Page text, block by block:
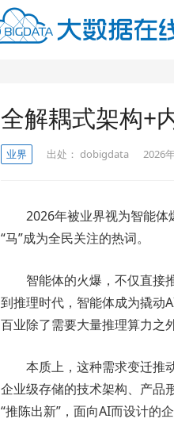
全解耦式架构+
业界 出处： dobigdata 2026
2026年被业界视为智能
“马”成为全民关注的热词。
智能体的火爆，不仅直接
到推理时代，智能体成为撬动
百业除了需要大量推理算力之
本质上，这种需求变迁推
企业级存储的技术架构、产品
“推陈出新”，面向AI而设计的